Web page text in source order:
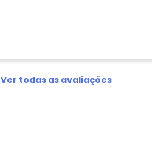
Ver todas as avaliações